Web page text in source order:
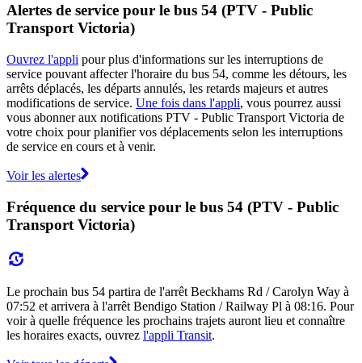
Alertes de service pour le bus 54 (PTV - Public
Transport Victoria)
Ouvrez l'appli pour plus d'informations sur les interruptions de
service pouvant affecter l'horaire du bus 54, comme les détours, les
arrêts déplacés, les départs annulés, les retards majeurs et autres
modifications de service. Une fois dans l'appli, vous pourrez aussi
vous abonner aux notifications PTV - Public Transport Victoria de
votre choix pour planifier vos déplacements selon les interruptions
de service en cours et à venir.
Voir les alertes
Fréquence du service pour le bus 54 (PTV - Public
Transport Victoria)
Le prochain bus 54 partira de l'arrêt Beckhams Rd / Carolyn Way à
07:52 et arrivera à l'arrêt Bendigo Station / Railway Pl à 08:16. Pour
voir à quelle fréquence les prochains trajets auront lieu et connaître
les horaires exacts, ouvrez l'appli Transit.